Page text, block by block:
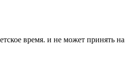
время. и не может принять на